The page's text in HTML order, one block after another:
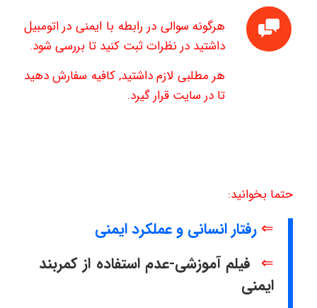
هرگونه سوالی در رابطه با ایمنی در اتومبیل
داشتید در نظرات ثبت کنید تا بررسی شود.
هر مطلبی لازم داشتید, کافیه سفارش دهید
تا در سایت قرار گیرد.
حتما بخوانید:
⇐ رفتار انسانی و عملکرد ایمنی
⇐ فیلم آموزشی-عدم استفاده از کمربند
ایمنی